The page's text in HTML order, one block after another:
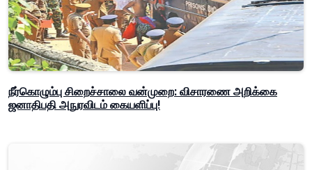
நீர்கொழும்பு சிறைச்சாலை வன்முறை: விசாரணை அறிக்கை
ஜனாதிபதி அநுரவிடம் கையளிப்பு!